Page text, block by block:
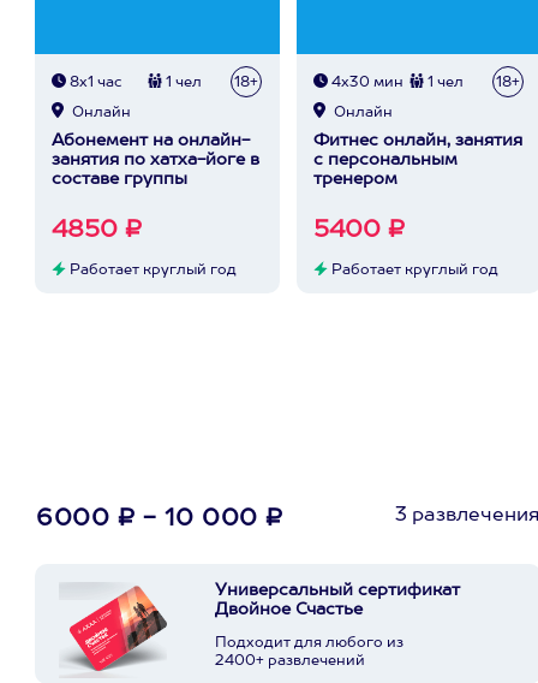
8х1 час 1 чел 18+
Онлайн
Абонемент на онлайн-
занятия по хатха-йоге в
составе группы
4850 ₽
Работает круглый год
4х30 мин 1 чел 18+
Онлайн
Фитнес онлайн, занятия
с персональным
тренером
5400 ₽
Работает круглый год
6000 ₽ - 10 000 ₽ 3
Универсальный сертификат
Двойное Счастье
Подходит для любого из
2400+ развлечений